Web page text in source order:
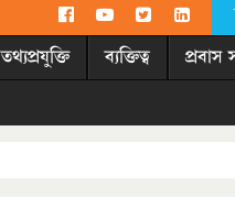
তথ্যপ্রযুক্তি ব্যক্তিত্ব প্রবাস